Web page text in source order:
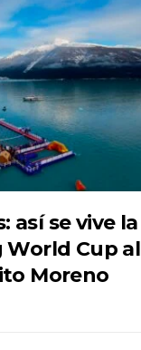
así se vive la
Cup al
Moreno